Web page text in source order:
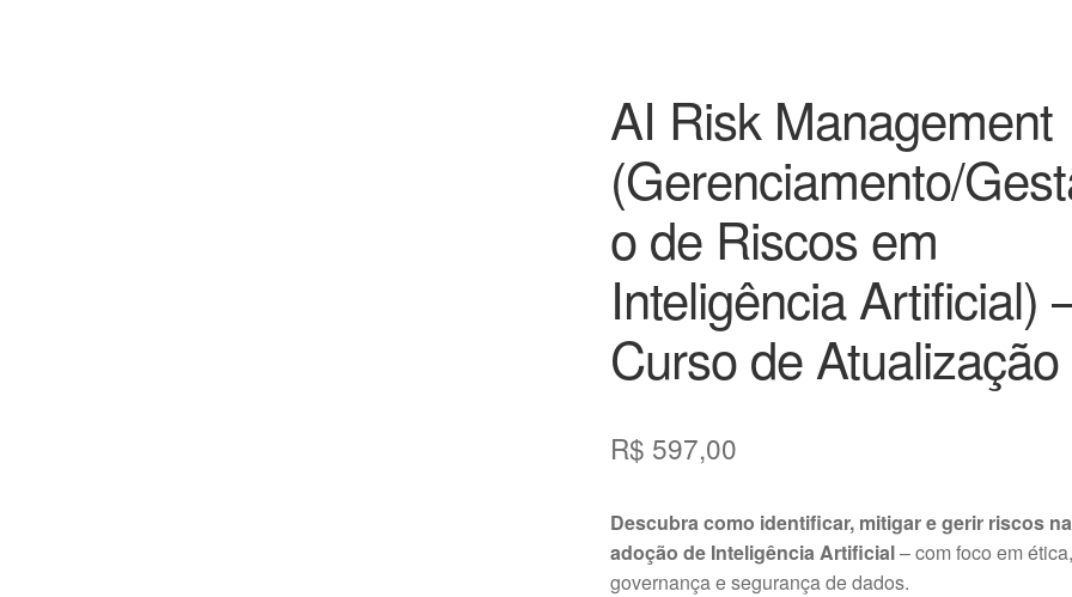
AI Risk Management
(Gerenciamento/
o de Riscos em
Inteligência Artificial)
Curso de Atualização
R$ 597,00
Descubra como identificar, mitigar e gerir riscos na
adoção de Inteligência Artificial– com foco em
governança e segurança de dados.